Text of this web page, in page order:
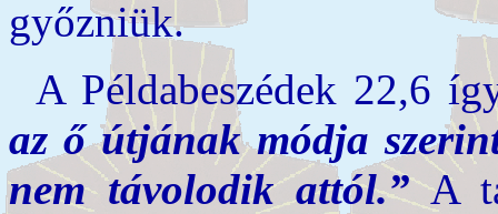
győzniük.
A Példabeszédek 22,6
az ő útjának módja
nem távolodik attól.” A